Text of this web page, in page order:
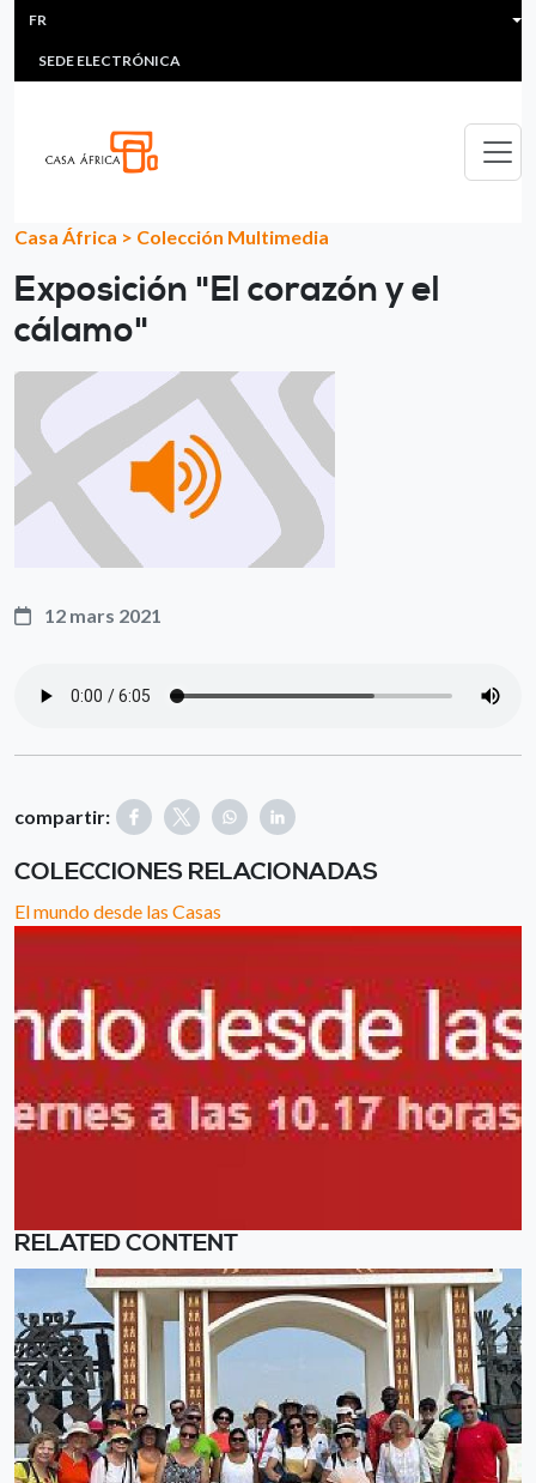
Aller au contenu principal
HEADER MENU
MULTIMEDIA
SEDE ELECTRÓNICA
FR
Casa África > Colección Multimedia
Exposición "El corazón y el
cálamo"
12 mars 2021
compartir:
COLECCIONES RELACIONADAS
El mundo desde las Casas
RELATED CONTENT